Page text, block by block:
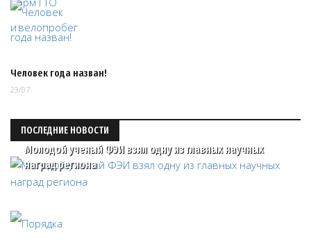
Человек года назван!
23/07
ПОСЛЕДНИЕ НОВОСТИ
Молодой ученый ФЭИ взял одну из главных научных
наград региона